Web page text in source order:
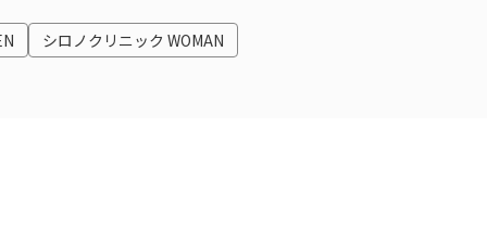
シロノクリニック WOMAN